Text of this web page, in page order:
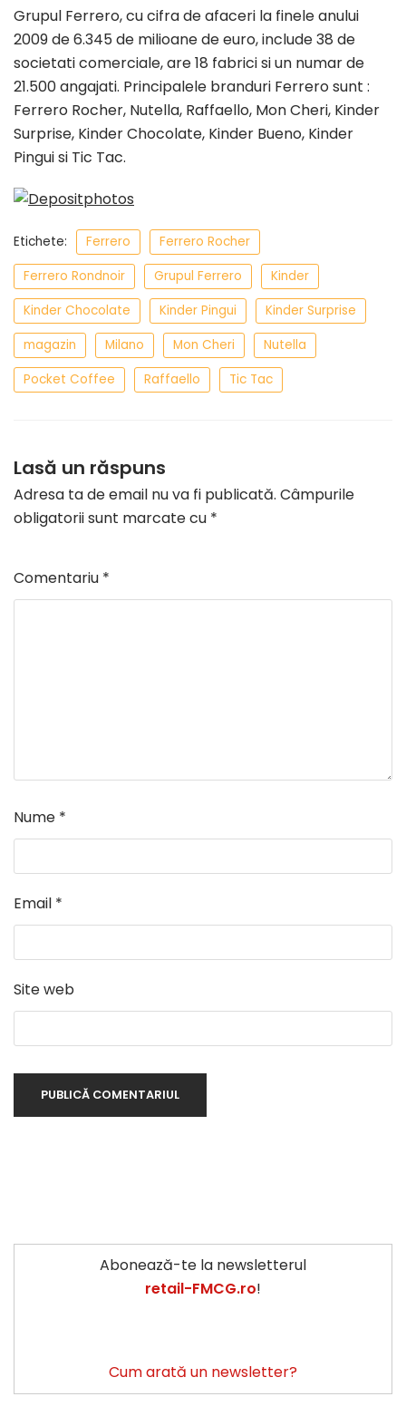
Grupul Ferrero, cu cifra de afaceri la finele anului
2009 de 6.345 de milioane de euro, include 38 de
societati comerciale, are 18 fabrici si un numar de
21.500 angajati. Principalele branduri Ferrero sunt :
Ferrero Rocher, Nutella, Raffaello, Mon Cheri, Kinder
Surprise, Kinder Chocolate, Kinder Bueno, Kinder
Pingui si Tic Tac.
Etichete: Ferrero
Ferrero Rocher
Ferrero Rondnoir
Grupul Ferrero
Kinder
Kinder Chocolate
Kinder Pingui
Kinder Surprise
magazin
Milano Mon Cheri
Nutella
Pocket Coffee
Raffaello Tic Tac
Lasă un răspuns
Adresa ta de email nu va fi publicată. Câmpurile
obligatorii sunt marcate cu *
Comentariu *
Nume *
Email *
Site web
Abonează-te la newsletterul
retail-FMCG.ro!
Cum arată un newsletter?